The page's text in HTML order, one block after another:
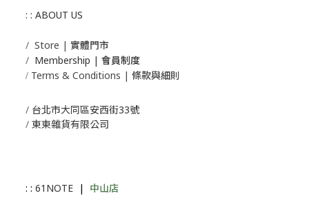
: : ABOUT US
/ Store | 實體門市
/ Membership | 會員制度
/ Terms & Conditions | 條款與細則
/ 台北市大同區安西街33號
/ 東東雜貨有限公司
: : 61NOTE | 中山店